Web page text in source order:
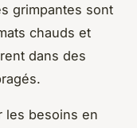
grimpantes sont
chauds et
dans des
les besoins en